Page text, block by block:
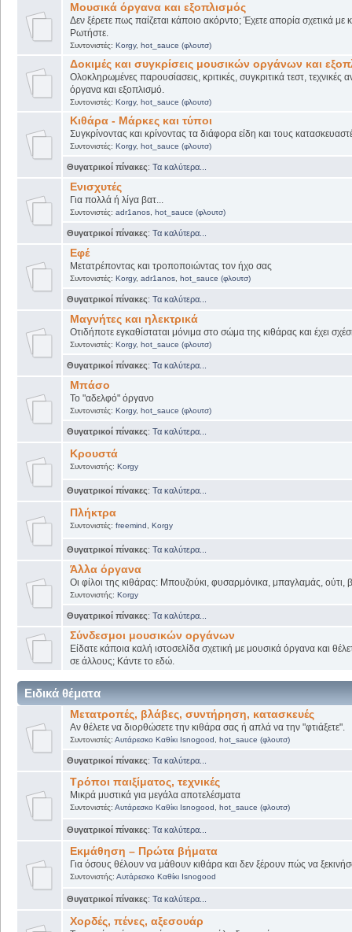
Μουσικά όργανα και εξοπλισμός
Δεν ξέρετε πως παίζεται κάποιο ακόρντο; Έχετε απορία σχετικά
Ρωτήστε.
Συντονιστές: Korgy, hot_sauce (φλουτσ)
Δοκιμές και συγκρίσεις μουσικών οργάνων και
Ολοκληρωμένες παρουσίασεις, κριτικές, συγκριτικά τεστ, τεχνικές
όργανα και εξοπλισμό.
Συντονιστές: Korgy, hot_sauce (φλουτσ)
Κιθάρα - Μάρκες και τύποι
Συγκρίνοντας και κρίνοντας τα διάφορα είδη και τους
Συντονιστές: Korgy, hot_sauce (φλουτσ)
Θυγατρικοί πίνακες: Τα καλύτερα...
Ενισχυτές
Για πολλά ή λίγα βατ...
Συντονιστές: adr1anos, hot_sauce (φλουτσ)
Θυγατρικοί πίνακες: Τα καλύτερα...
Εφέ
Μετατρέποντας και τροποποιώντας τον ήχο σας
Συντονιστές: Korgy, adr1anos, hot_sauce (φλουτσ)
Θυγατρικοί πίνακες: Τα καλύτερα...
Μαγνήτες και ηλεκτρικά
Οτιδήποτε εγκαθίσταται μόνιμα στο σώμα της κιθάρας και έχει
Συντονιστές: Korgy, hot_sauce (φλουτσ)
Θυγατρικοί πίνακες: Τα καλύτερα...
Μπάσο
Το "αδελφό" όργανο
Συντονιστές: Korgy, hot_sauce (φλουτσ)
Θυγατρικοί πίνακες: Τα καλύτερα...
Κρουστά
Συντονιστής: Korgy
Θυγατρικοί πίνακες: Τα καλύτερα...
Πλήκτρα
Συντονιστές: freemind Korgy
Θυγατρικοί πίνακες: Τα καλύτερα...
Άλλα όργανα
Οι φίλοι της κιθάρας: Μπουζούκι, φυσαρμόνικα, μπαγλαμάς, ούτι,
Συντονιστής: Korgy
Θυγατρικοί πίνακες: Τα καλύτερα...
Σύνδεσμοι μουσικών οργάνων
Είδατε κάποια καλή ιστοσελίδα σχετική με μουσικά όργανα και
σε άλλους; Κάντε το εδώ.
Ειδικά θέματα
Μετατροπές, βλάβες, συντήρηση, κατασκευές
Αν θέλετε να διορθώσετε την κιθάρα σας ή απλά να την "φτιάξετε".
Συντονιστές: Αυτάρεσκο Καθίκι Isnogood hot_sauce (φλουτσ)
Θυγατρικοί πίνακες: Τα καλύτερα...
Τρόποι παιξίματος, τεχνικές
Μικρά μυστικά για μεγάλα αποτελέσματα
Συντονιστές: Αυτάρεσκο Καθίκι Isnogood hot_sauce (φλουτσ)
Θυγατρικοί πίνακες: Τα καλύτερα...
Εκμάθηση – Πρώτα βήματα
Για όσους θέλουν να μάθουν κιθάρα και δεν ξέρουν πώς να
Συντονιστής: Αυτάρεσκο Καθίκι Isnogood
Θυγατρικοί πίνακες: Τα καλύτερα...
Χορδές, πένες, αξεσουάρ